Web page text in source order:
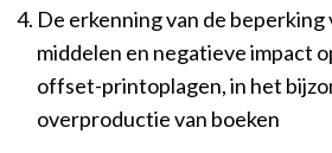
De erkenning van de beperking
middelen en negatieve impact
offset-printoplagen, in het
overproductie van boeken